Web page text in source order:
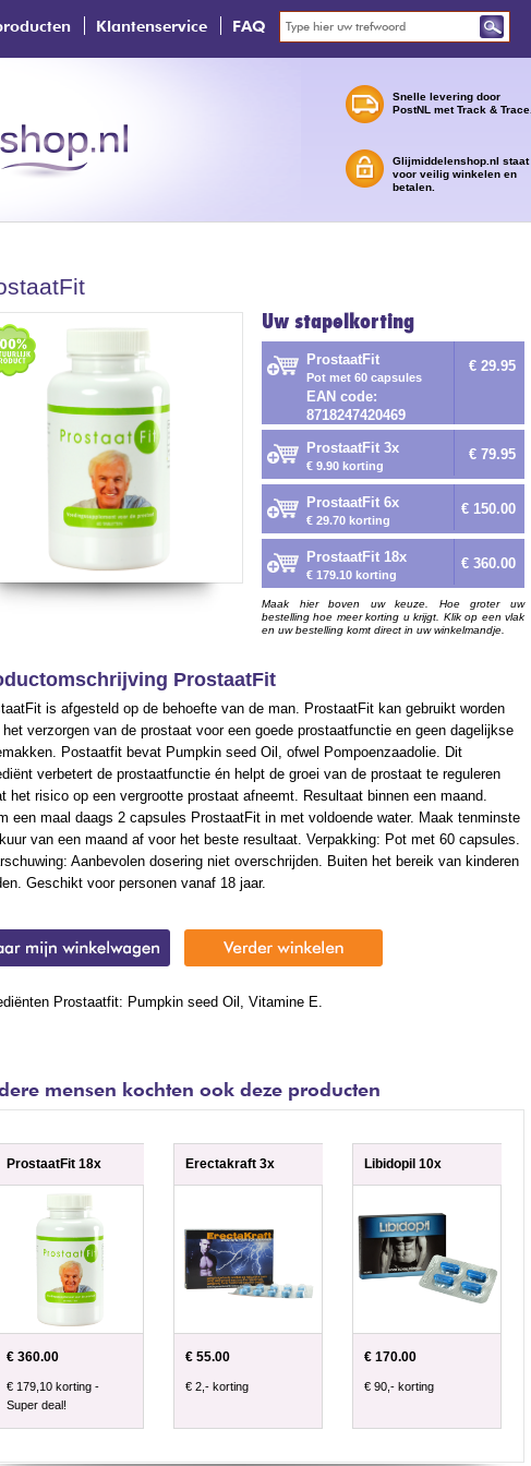
Klantenservice FAQ
Snelle levering door
PostNL met Track & Trace.
Glijmiddelenshop.nl staat
voor veilig winkelen en
betalen.
Uw stapelkorting
ProstaatFit
Pot met 60 capsules
EAN code:
8718247420469
€ 29.95
ProstaatFit 3x
€ 9.90 korting
€ 79.95
ProstaatFit 6x
€ 29.70 korting
€ 150.00
ProstaatFit 18x
€ 179.10 korting
€ 360.00
Maak hier boven uw keuze. Hoe groter uw
bestelling hoe meer korting u krijgt. Klik op een vlak
en uw bestelling komt direct in uw winkelmandje.
ProstaatFit
is afgesteld op de behoefte van de man. ProstaatFit kan gebruikt worden
het verzorgen van de prostaat voor een goede prostaatfunctie en geen dagelijkse
Postaatfit bevat Pumpkin seed Oil, ofwel Pompoenzaadolie. Dit
verbetert de prostaatfunctie én helpt de groei van de prostaat te reguleren
het risico op een vergrootte prostaat afneemt. Resultaat binnen een maand.
een maal daags 2 capsules ProstaatFit in met voldoende water. Maak tenminste
van een maand af voor het beste resultaat. Verpakking: Pot met 60 capsules.
Aanbevolen dosering niet overschrijden. Buiten het bereik van kinderen
Geschikt voor personen vanaf 18 jaar.
Prostaatfit: Pumpkin seed Oil, Vitamine E.
mensen kochten ook deze producten
ProstaatFit 18x
€ 360.00
€ 179,10 korting -
Super deal!
Erectakraft 3x
€ 55.00
€ 2,- korting
Libidopil 10x
€ 170.00
€ 90,- korting